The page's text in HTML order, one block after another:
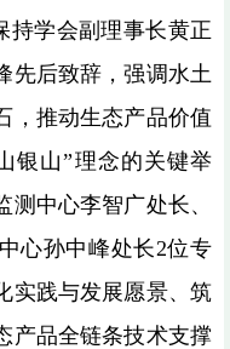
持学会副理事长黄正
先后致辞，强调水土
，推动生态产品价值
银山”理念的关键举
中心李智广处长、
心孙中峰处长2位专
实践与发展愿景、筑
产品全链条技术支撑